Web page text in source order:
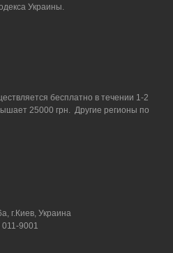
Украины.
бесплатно в течении 1-2
25000 грн. Другие регионы по
г.Киев, Украина
9001